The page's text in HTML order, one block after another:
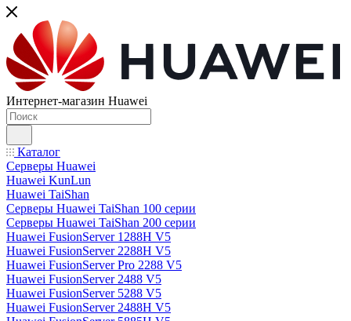
Интернет-магазин Huawei
Каталог
Серверы Huawei
Huawei KunLun
Huawei TaiShan
Серверы Huawei TaiShan 100 серии
Серверы Huawei TaiShan 200 серии
Huawei FusionServer 1288H V5
Huawei FusionServer 2288H V5
Huawei FusionServer Pro 2288 V5
Huawei FusionServer 2488 V5
Huawei FusionServer 5288 V5
Huawei FusionServer 2488H V5